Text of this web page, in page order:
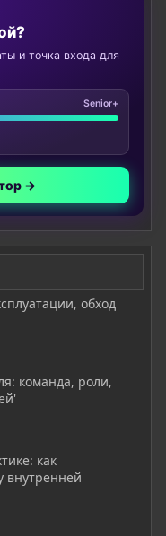
и точка входа для
Senior+
→
обход
команда, роли,
как
внутренней